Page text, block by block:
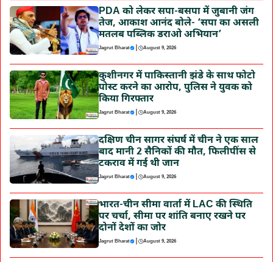
PDA को लेकर सपा-बसपा में जुबानी जंग
तेज, आकाश आनंद बोले- ‘सपा का असली
मतलब पब्लिक डराओ अभियान’
Jagrut Bharat | August 9, 2026
कुशीनगर में पाकिस्तानी झंडे के साथ फोटो
पोस्ट करने का आरोप, पुलिस ने युवक को
किया गिरफ्तार
Jagrut Bharat | August 9, 2026
दक्षिण चीन सागर संघर्ष में चीन ने एक साल
बाद मानी 2 सैनिकों की मौत, फिलीपींस से
टकराव में गई थी जान
Jagrut Bharat | August 9, 2026
भारत-चीन सीमा वार्ता में LAC की स्थिति
पर चर्चा, सीमा पर शांति बनाए रखने पर
दोनों देशों का जोर
Jagrut Bharat | August 9, 2026